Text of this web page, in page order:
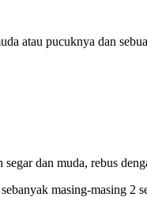
atau pucuknya dan
dan muda, rebus
masing-masing 2